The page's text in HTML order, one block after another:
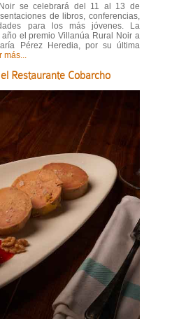
se celebrará del 11 al 13 de
de libros, conferencias,
para los más jóvenes. La
el premio Villanúa Rural Noir a
Pérez Heredia, por su última
más...
Restaurante Cobarcho